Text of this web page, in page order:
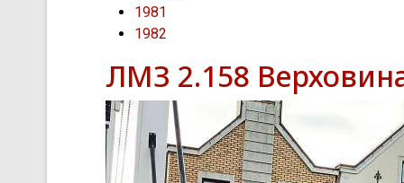
1981
1982
ЛМЗ 2.158